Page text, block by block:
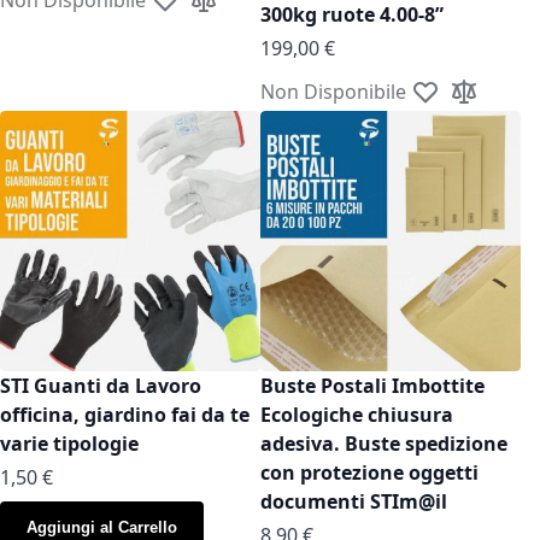
Aggiungi alla lista desideri
Aggiungi al confronto
300kg ruote 4.00-8”
199,00 €
Non Disponibile Aggiungi alla
Aggiungi
STI Guanti da Lavoro
officina, giardino fai da te
varie tipologie
As low as
1,50 €
Aggiungi al Carrello
Buste Postali Imbottite
Ecologiche chiusura
adesiva. Buste spedizione
con protezione oggetti
documenti STIm@il
As low as